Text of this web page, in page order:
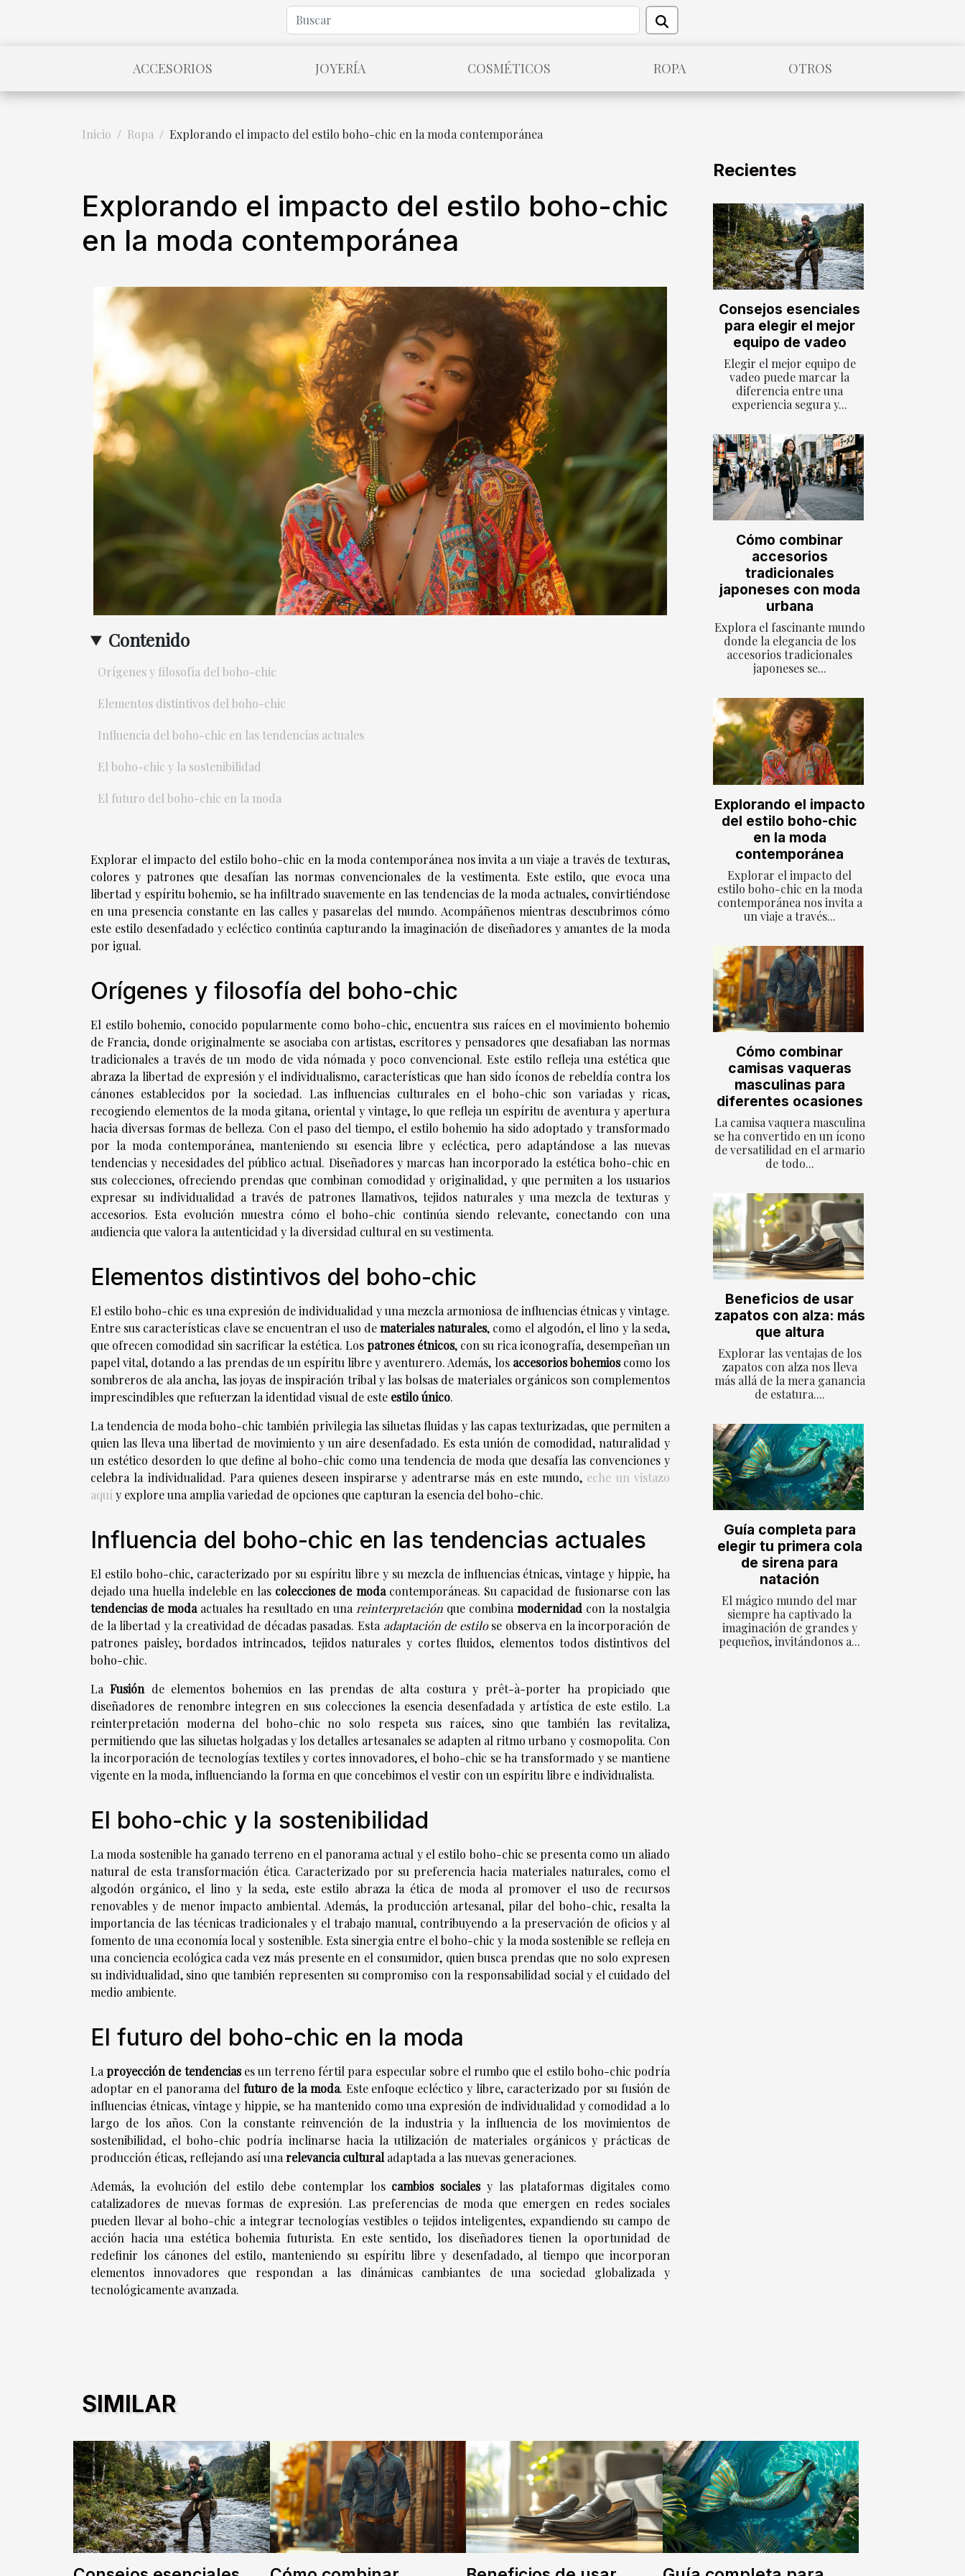
ACCESORIOS JOYERÍA COSMÉTICOS ROPA OTROS
Inicio Ropa Explorando el impacto del estilo boho-chic en la moda contemporánea
Explorando el impacto del estilo boho-chic
en la moda contemporánea
Contenido
Orígenes y filosofía del boho-chic
Elementos distintivos del boho-chic
Influencia del boho-chic en las tendencias actuales
El boho-chic y la sostenibilidad
El futuro del boho-chic en la moda
Explorar el impacto del estilo boho-chic en la moda contemporánea nos invita a un viaje a través de texturas,
colores y patrones que desafían las normas convencionales de la vestimenta. Este estilo, que evoca una
libertad y espíritu bohemio, se ha infiltrado suavemente en las tendencias de la moda actuales, convirtiéndose
en una presencia constante en las calles y pasarelas del mundo. Acompáñenos mientras descubrimos cómo
este estilo desenfadado y ecléctico continúa capturando la imaginación de diseñadores y amantes de la moda
por igual.
Orígenes y filosofía del boho-chic
El estilo bohemio, conocido popularmente como boho-chic, encuentra sus raíces en el movimiento bohemio
de Francia, donde originalmente se asociaba con artistas, escritores y pensadores que desafiaban las normas
tradicionales a través de un modo de vida nómada y poco convencional. Este estilo refleja una estética que
abraza la libertad de expresión y el individualismo, características que han sido íconos de rebeldía contra los
cánones establecidos por la sociedad. Las influencias culturales en el boho-chic son variadas y ricas,
recogiendo elementos de la moda gitana, oriental y vintage, lo que refleja un espíritu de aventura y apertura
hacia diversas formas de belleza. Con el paso del tiempo, el estilo bohemio ha sido adoptado y transformado
por la moda contemporánea, manteniendo su esencia libre y ecléctica, pero adaptándose a las nuevas
tendencias y necesidades del público actual. Diseñadores y marcas han incorporado la estética boho-chic en
sus colecciones, ofreciendo prendas que combinan comodidad y originalidad, y que permiten a los usuarios
expresar su individualidad a través de patrones llamativos, tejidos naturales y una mezcla de texturas y
accesorios. Esta evolución muestra cómo el boho-chic continúa siendo relevante, conectando con una
audiencia que valora la autenticidad y la diversidad cultural en su vestimenta.
Elementos distintivos del boho-chic
El estilo boho-chic es una expresión de individualidad y una mezcla armoniosa de influencias étnicas y vintage.
Entre sus características clave se encuentran el uso demateriales naturales, como el algodón, el lino y la seda,
que ofrecen comodidad sin sacrificar la estética. Lospatrones étnicos, con su rica iconografía, desempeñan un
papel vital, dotando a las prendas de un espíritu libre y aventurero. Además, los accesorios bohemioscomo los
sombreros de ala ancha, las joyas de inspiración tribal y las bolsas de materiales orgánicos son complementos
imprescindibles que refuerzan la identidad visual de este estilo único.
La tendencia de moda boho-chic también privilegia las siluetas fluidas y las capas texturizadas, que permiten a
quien las lleva una libertad de movimiento y un aire desenfadado. Es esta unión de comodidad, naturalidad y
un estético desorden lo que define al boho-chic como una tendencia de moda que desafía las convenciones y
celebra la individualidad. Para quienes deseen inspirarse y adentrarse más en este mundo, eche un vistazo
aquíy explore una amplia variedad de opciones que capturan la esencia del boho-chic.
Influencia del boho-chic en las tendencias actuales
El estilo boho-chic, caracterizado por su espíritu libre y su mezcla de influencias étnicas, vintage y hippie, ha
dejado una huella indeleble en las colecciones de modacontemporáneas. Su capacidad de fusionarse con las
tendencias de modaactuales ha resultado en una reinterpretación que combina modernidad con la nostalgia
de la libertad y la creatividad de décadas pasadas. Esta adaptación de estilose observa en la incorporación de
patrones paisley, bordados intrincados, tejidos naturales y cortes fluidos, elementos todos distintivos del
boho-chic.
LaFusión de elementos bohemios en las prendas de alta costura y prêt-à-porter ha propiciado que
diseñadores de renombre integren en sus colecciones la esencia desenfadada y artística de este estilo. La
reinterpretación moderna del boho-chic no solo respeta sus raíces, sino que también las revitaliza,
permitiendo que las siluetas holgadas y los detalles artesanales se adapten al ritmo urbano y cosmopolita. Con
la incorporación de tecnologías textiles y cortes innovadores, el boho-chic se ha transformado y se mantiene
vigente en la moda, influenciando la forma en que concebimos el vestir con un espíritu libre e individualista.
El boho-chic y la sostenibilidad
La moda sostenible ha ganado terreno en el panorama actual y el estilo boho-chic se presenta como un aliado
natural de esta transformación ética. Caracterizado por su preferencia hacia materiales naturales, como el
algodón orgánico, el lino y la seda, este estilo abraza la ética de moda al promover el uso de recursos
renovables y de menor impacto ambiental. Además, la producción artesanal, pilar del boho-chic, resalta la
importancia de las técnicas tradicionales y el trabajo manual, contribuyendo a la preservación de oficios y al
fomento de una economía local y sostenible. Esta sinergia entre el boho-chic y la moda sostenible se refleja en
una conciencia ecológica cada vez más presente en el consumidor, quien busca prendas que no solo expresen
su individualidad, sino que también representen su compromiso con la responsabilidad social y el cuidado del
medio ambiente.
El futuro del boho-chic en la moda
Laproyección de tendenciases un terreno fértil para especular sobre el rumbo que el estilo boho-chic podría
adoptar en el panorama del futuro de la moda. Este enfoque ecléctico y libre, caracterizado por su fusión de
influencias étnicas, vintage y hippie, se ha mantenido como una expresión de individualidad y comodidad a lo
largo de los años. Con la constante reinvención de la industria y la influencia de los movimientos de
sostenibilidad, el boho-chic podría inclinarse hacia la utilización de materiales orgánicos y prácticas de
producción éticas, reflejando así una relevancia cultural adaptada a las nuevas generaciones.
Además, la evolución del estilo debe contemplar los cambios socialesy las plataformas digitales como
catalizadores de nuevas formas de expresión. Las preferencias de moda que emergen en redes sociales
pueden llevar al boho-chic a integrar tecnologías vestibles o tejidos inteligentes, expandiendo su campo de
acción hacia una estética bohemia futurista. En este sentido, los diseñadores tienen la oportunidad de
redefinir los cánones del estilo, manteniendo su espíritu libre y desenfadado, al tiempo que incorporan
elementos innovadores que respondan a las dinámicas cambiantes de una sociedad globalizada y
tecnológicamente avanzada.
Recientes
Consejos esenciales
para elegir el mejor
equipo de vadeo
Elegir el mejor equipo de
vadeo puede marcar la
diferencia entre una
experiencia segura y...
Cómo combinar
accesorios
tradicionales
japoneses con moda
urbana
Explora el fascinante mundo
donde la elegancia de los
accesorios tradicionales
japoneses se...
Explorando el impacto
del estilo boho-chic
en la moda
contemporánea
Explorar el impacto del
estilo boho-chic en la moda
contemporánea nos invita a
un viaje a través...
Cómo combinar
camisas vaqueras
masculinas para
diferentes ocasiones
La camisa vaquera masculina
se ha convertido en un ícono
de versatilidad en el armario
de todo...
Beneficios de usar
zapatos con alza: más
que altura
Explorar las ventajas de los
zapatos con alza nos lleva
más allá de la mera ganancia
de estatura....
Guía completa para
elegir tu primera cola
de sirena para
natación
El mágico mundo del mar
siempre ha captivado la
imaginación de grandes y
pequeños, invitándonos a...
SIMILAR